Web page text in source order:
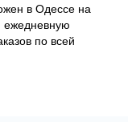
в Одессе на
ежедневную
по всей